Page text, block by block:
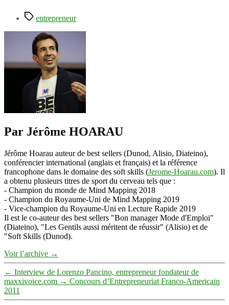
Étiquettes
entrepreneur
Par Jérôme HOARAU
Jérôme Hoarau auteur de best sellers (Dunod, Alisio, Diateino),
conférencier international (anglais et français) et la référence
francophone dans le domaine des soft skills (Jerome-Hoarau.com). Il
a obtenu plusieurs titres de sport du cerveau tels que :
- Champion du monde de Mind Mapping 2018
- Champion du Royaume-Uni de Mind Mapping 2019
- Vice-champion du Royaume-Uni en Lecture Rapide 2019
Il est le co-auteur des best sellers "Bon manager Mode d'Emploi"
(Diateino), "Les Gentils aussi méritent de réussir" (Alisio) et de
"Soft Skills (Dunod).
Voir l’archive →
← Interview de Lorenzo Pancino, entrepreneur fondateur de
maxxivoice.com → Concours d’Entrepreneuriat Franco-Americain
2011